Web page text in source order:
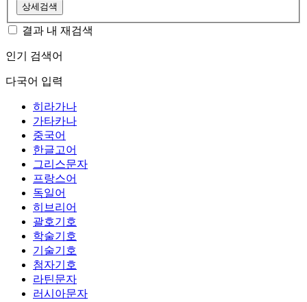
상세검색
결과 내 재검색
인기 검색어
다국어 입력
히라가나
가타카나
중국어
한글고어
그리스문자
프랑스어
독일어
히브리어
괄호기호
학술기호
기술기호
첨자기호
라틴문자
러시아문자